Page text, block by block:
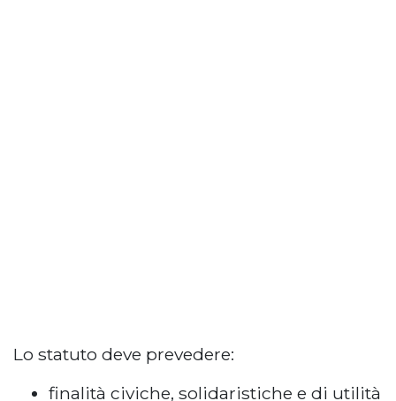
Lo statuto deve prevedere:
finalità civiche, solidaristiche e di utilità